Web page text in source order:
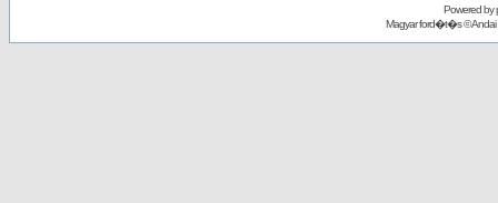
Powered by
Magyar ford�t�s ©Andai